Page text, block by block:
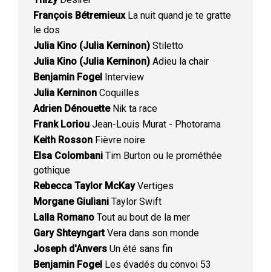
François BétremieuxLa nuit quand je te gratte
le dos
Julia Kino (Julia Kerninon) Stiletto
Julia Kino (Julia Kerninon) Adieu la chair
Benjamin Fogel Interview
Julia Kerninon Coquilles
Adrien DénouetteNik ta race
Frank Loriou Jean-Louis Murat - Photorama
Keith Rosson Fièvre noire
Elsa Colombani Tim Burton ou le prométhée
gothique
Rebecca Taylor McKayVertiges
Morgane Giuliani Taylor Swift
Lalla Romano Tout au bout de la mer
Gary ShteyngartVera dans son monde
Joseph d'Anvers Un été sans fin
Benjamin Fogel Les évadés du convoi 53